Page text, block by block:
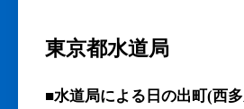
東京都水道局
■水道局による日の出町(西